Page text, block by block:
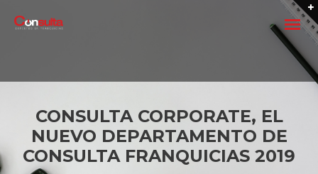
FRANQUICIAR UN NEGOCIO
CONSULTA CORPORATE, EL
NUEVO DEPARTAMENTO DE
CONSULTA FRANQUICIAS 2019